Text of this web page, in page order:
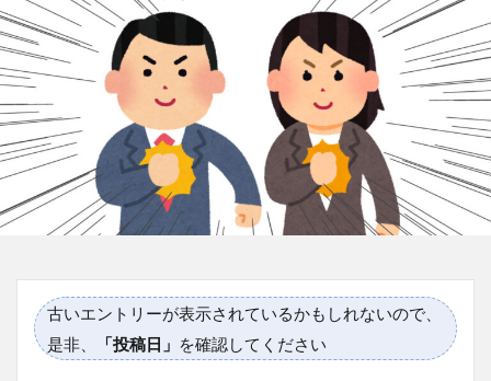
古いエントリーが表示されているかもしれないので、
是非、
「投稿日」 を確認してください